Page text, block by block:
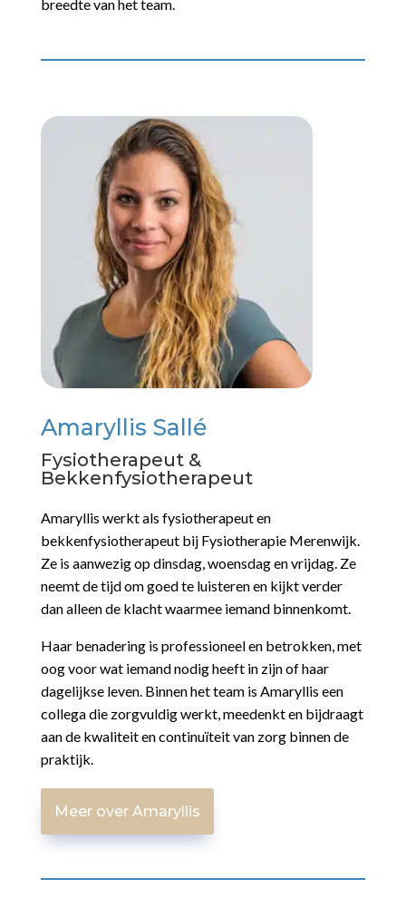
breedte van het team.
Amaryllis Sallé
Fysiotherapeut &
Bekkenfysiotherapeut
Amaryllis werkt als fysiotherapeut en
bekkenfysiotherapeut bij Fysiotherapie Merenwijk.
Ze is aanwezig op dinsdag, woensdag en vrijdag. Ze
neemt de tijd om goed te luisteren en kijkt verder
dan alleen de klacht waarmee iemand binnenkomt.
Haar benadering is professioneel en betrokken, met
oog voor wat iemand nodig heeft in zijn of haar
dagelijkse leven. Binnen het team is Amaryllis een
collega die zorgvuldig werkt, meedenkt en bijdraagt
aan de kwaliteit en continuïteit van zorg binnen de
praktijk.
Meer over Amaryllis